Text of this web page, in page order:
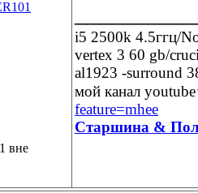
i5 2500k 4.5ггц/
vertex 3 60 gb/
al1923 -surround
мой канал
feature=mhee
Старшина &